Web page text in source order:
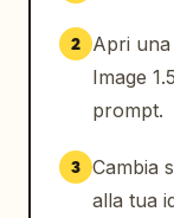
2
Apri
Image
prompt.
3 Cambia
alla tua